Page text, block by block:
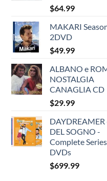
$64.99
MAKARI
2DVD
$49.99
ALBANO e
NOSTALGIA
CANAGLIA CD
$29.99
DAYDREAMER
DEL SOGNO -
Complete
DVDs
$699.99